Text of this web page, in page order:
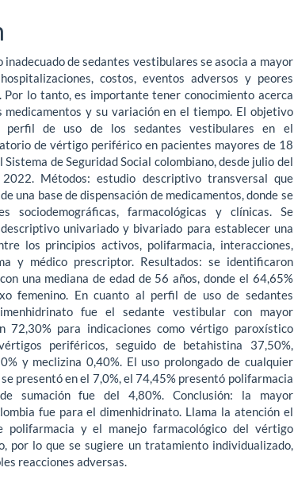
inadecuado de sedantes vestibulares se asocia a mayor
costos, eventos adversos y peores
Por lo tanto, es importante tener conocimiento acerca
medicamentos y su variación en el tiempo. El objetivo
perfil de uso de los sedantes vestibulares en el
de vértigo periférico en pacientes mayores de 18
Sistema de Seguridad Social colombiano, desde julio del
Métodos: estudio descriptivo transversal que
una base de dispensación de medicamentos, donde se
sociodemográficas, farmacológicas y clínicas. Se
univariado y bivariado para establecer una
los principios activos, polifarmacia, interacciones,
y médico prescriptor. Resultados: se identificaron
una mediana de edad de 56 años, donde el 64,65%
femenino. En cuanto al perfil de uso de sedantes
fue el sedante vestibular con mayor
72,30% para indicaciones como vértigo paroxístico
periféricos, seguido de betahistina 37,50%,
y meclizina 0,40%. El uso prolongado de cualquier
presentó en el 7,0%, el 74,45% presentó polifarmacia
sumación fue del 4,80%. Conclusión: la mayor
fue para el dimenhidrinato. Llama la atención el
polifarmacia y el manejo farmacológico del vértigo
por lo que se sugiere un tratamiento individualizado,
reacciones adversas.